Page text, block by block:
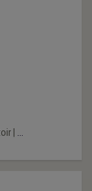
| ...